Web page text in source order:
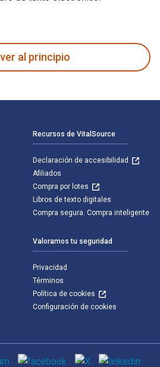
al principio
Recursos de VitalSource
Declaración de accesibilidad
Afiliados
Compra por lotes
Libros de texto digitales
Compra segura. Compra inteligente
Valoramos tu seguridad
Privacidad
Términos
Política de cookies
Configuración de cookies
social